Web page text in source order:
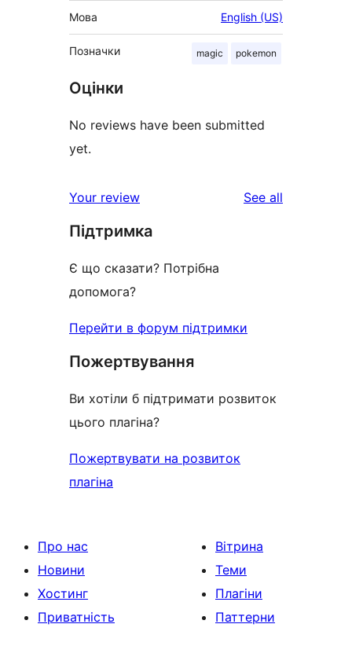
Мова English (US)
Позначки magic pokemon
Оцінки
No reviews have been submitted
yet.
Your review See all
Підтримка
Є що сказати? Потрібна
допомога?
Перейти в форум підтримки
Пожертвування
Ви хотіли б підтримати розвиток
цього плагіна?
Пожертвувати на розвиток
плагіна
Про нас
Новини
Хостинг
Приватність
Вітрина
Теми
Плагіни
Паттерни